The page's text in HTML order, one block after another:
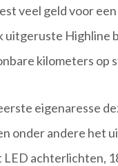
veel geld voor
uitgeruste Highline
kilometers op
eigenaresse
onder andere het
LED achterlichten,